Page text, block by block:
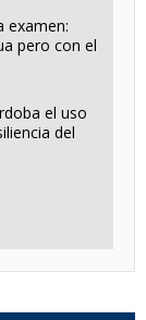
examen:
pero con el
el uso
del